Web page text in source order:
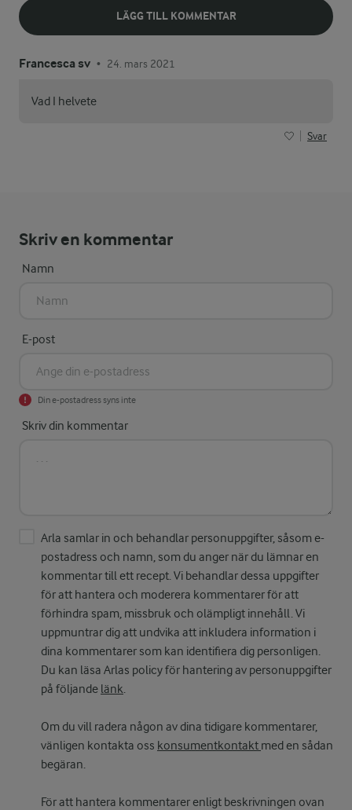
LÄGG TILL KOMMENTAR
Francesca sv • 24. mars 2021
Vad I helvete
Svar
Skriv en kommentar
Namn
E-post
Din e-postadress syns inte
Skriv din kommentar
Arla samlar in och behandlar personuppgifter, såsom e-
postadress och namn, som du anger när du lämnar en
kommentar till ett recept. Vi behandlar dessa uppgifter
för att hantera och moderera kommentarer för att
förhindra spam, missbruk och olämpligt innehåll. Vi
uppmuntrar dig att undvika att inkludera information i
dina kommentarer som kan identifiera dig personligen.
Du kan läsa Arlas policy för hantering av personuppgifter
på följande länk.
Om du vill radera någon av dina tidigare kommentarer,
vänligen kontakta oss konsumentkontakt med en sådan
begäran.
För att hantera kommentarer enligt beskrivningen ovan